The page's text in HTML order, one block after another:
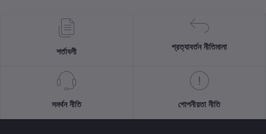
শর্তাবলী প্রত্যাবর্তন নীতিমালা
সমর্থন নীতি গোপনীয়তা নীতি